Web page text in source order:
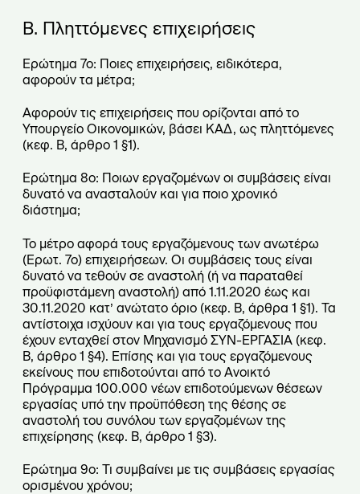
Β. Πληττόμενες επιχειρήσεις
Ερώτημα 7ο: Ποιες επιχειρήσεις, ειδικότερα,
αφορούν τα μέτρα;
Αφορούν τις επιχειρήσεις που ορίζονται από το
Υπουργείο Οικονομικών, βάσει ΚΑΔ, ως πληττόμενες
(κεφ. Β, άρθρο 1 §1).
Ερώτημα 8ο: Ποιων εργαζομένων οι συμβάσεις είναι
δυνατό να ανασταλούν και για ποιο χρονικό
διάστημα;
Το μέτρο αφορά τους εργαζόμενους των ανωτέρω
(Ερωτ. 7ο) επιχειρήσεων. Οι συμβάσεις τους είναι
δυνατό να τεθούν σε αναστολή (ή να παραταθεί
προϋφιστάμενη αναστολή) από 1.11.2020 έως και
30.11.2020 κατ’ ανώτατο όριο (κεφ. Β, άρθρα 1 §1). Τα
αντίστοιχα ισχύουν και για τους εργαζόμενους που
έχουν ενταχθεί στον Μηχανισμό ΣΥΝ-ΕΡΓΑΣΙΑ (κεφ.
Β, άρθρο 1 §4). Επίσης και για τους εργαζόμενους
εκείνους που επιδοτούνται από το Ανοικτό
Πρόγραμμα 100.000 νέων επιδοτούμενων θέσεων
εργασίας υπό την προϋπόθεση της θέσης σε
αναστολή του συνόλου των εργαζομένων της
επιχείρησης (κεφ. Β, άρθρο 1 §3).
Ερώτημα 9ο: Τι συμβαίνει με τις συμβάσεις εργασίας
ορισμένου χρόνου;